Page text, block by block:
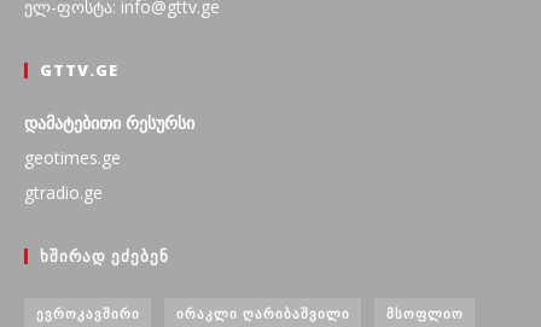
ელ-ფოსტა: info@gttv.ge
GTTV.GE
დამატებითი რესურსი
geotimes.ge
gtradio.ge
ᲮᲨᲘᲠᲐᲓ ᲔᲫᲔᲑᲔᲜ
ᲔᲕᲠᲝᲙᲐᲕᲨᲘᲠᲘ ᲘᲠᲐᲙᲚᲘ ᲦᲐᲠᲘᲑᲐᲨᲕᲘᲚᲘ ᲛᲡᲝᲤᲚᲘᲝ